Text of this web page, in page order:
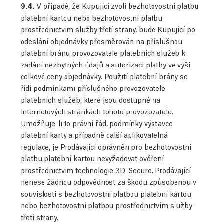
9.4. V případě, že Kupující zvolí bezhotovostní platbu
platební kartou nebo bezhotovostní platbu
prostřednictvím služby třetí strany, bude Kupující po
odeslání objednávky přesměrován na příslušnou
platební bránu provozovatele platebních služeb k
zadání nezbytných údajů a autorizaci platby ve výši
celkové ceny objednávky. Použití platební brány se
řídí podmínkami příslušného provozovatele
platebních služeb, které jsou dostupné na
internetových stránkách tohoto provozovatele.
Umožňuje-li to právní řád, podmínky výstavce
platební karty a případně další aplikovatelná
regulace, je Prodávající oprávněn pro bezhotovostní
platbu platební kartou nevyžadovat ověření
prostřednictvím technologie 3D-Secure. Prodávající
nenese žádnou odpovědnost za škodu způsobenou v
souvislosti s bezhotovostní platbou platební kartou
nebo bezhotovostní platbou prostřednictvím služby
třetí strany.